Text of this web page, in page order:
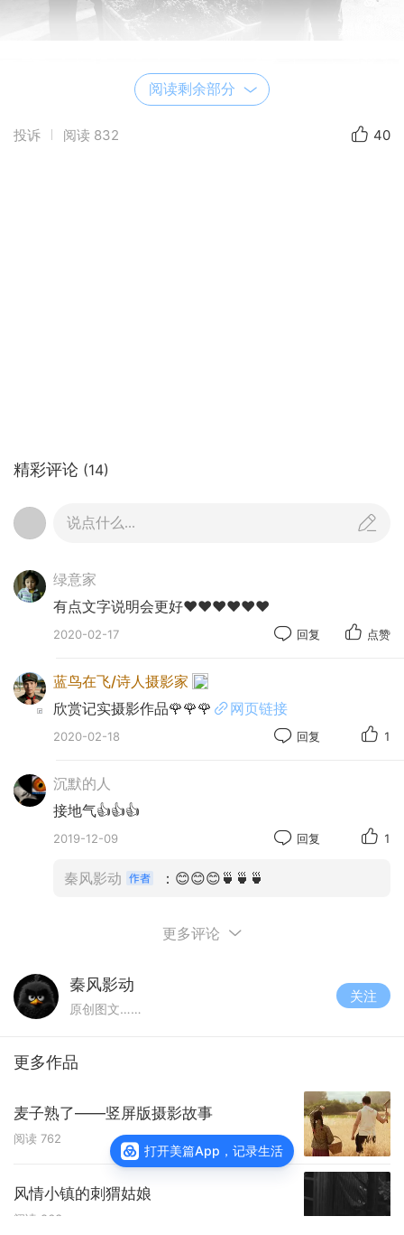
阅读剩余部分
投诉 阅读 832 40
精彩评论 (14)
说点什么...
绿意家
有点文字说明会更好❤️❤️❤️❤️❤️❤️
2020-02-17 回复 点赞
蓝鸟在飞/诗人摄影家
欣赏记实摄影作品🌹🌹🌹
网页链接
2020-02-18 回复 1
沉默的人
接地气👍👍👍
2019-12-09 回复 1
秦风影动 ：😊😊😊🍵🍵🍵
更多评论
秦风影动
原创图文……
关注
更多作品
麦子熟了——竖屏版摄影故事
阅读 762
风情小镇的刺猬姑娘
阅读 863
打开美篇App，记录生活